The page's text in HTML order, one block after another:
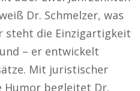
Dr. Schmelzer, was
steht die Einzigartigkeit
– er entwickelt
Mit juristischer
Humor begleitet Dr.